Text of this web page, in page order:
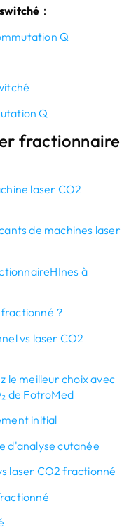
：
Q
Q
fractionnaire
laser CO2
de machines laser
HInes à
？
vs laser CO2
le meilleur choix avec
de FotroMed
initial
d'analyse cutanée
laser CO2 fractionné